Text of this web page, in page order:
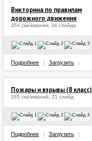
Викторина по правилам
дорожного движения
354 скачивания, 34 слайда
Подробнее Загрузить
Пожары и взрывы (8 класс)
265 скачиваний, 21 слайд
Подробнее Загрузить